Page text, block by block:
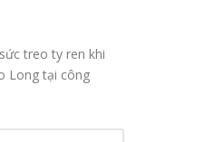
treo ty ren khi
Long tại công